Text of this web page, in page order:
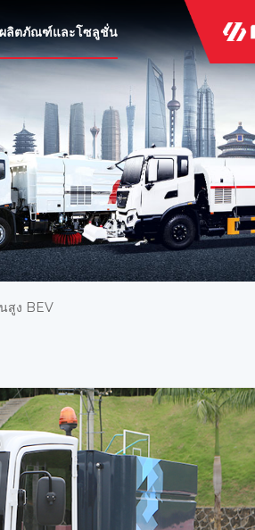
ผลิตภัณฑ์และโซลูชั่น
สูง BEV